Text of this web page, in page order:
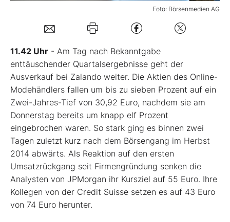
Folgen Sie uns
Kontakt
Foto: Börsenmedien AG
11.42 Uhr - Am Tag nach Bekanntgabe
enttäuschender Quartalsergebnisse geht der
Ausverkauf bei Zalando weiter. Die Aktien des Online-
Modehändlers fallen um bis zu sieben Prozent auf ein
Zwei-Jahres-Tief von 30,92 Euro, nachdem sie am
Donnerstag bereits um knapp elf Prozent
eingebrochen waren. So stark ging es binnen zwei
Tagen zuletzt kurz nach dem Börsengang im Herbst
2014 abwärts. Als Reaktion auf den ersten
Umsatzrückgang seit Firmengründung senken die
Analysten von JPMorgan ihr Kursziel auf 55 Euro. Ihre
Kollegen von der Credit Suisse setzen es auf 43 Euro
von 74 Euro herunter.